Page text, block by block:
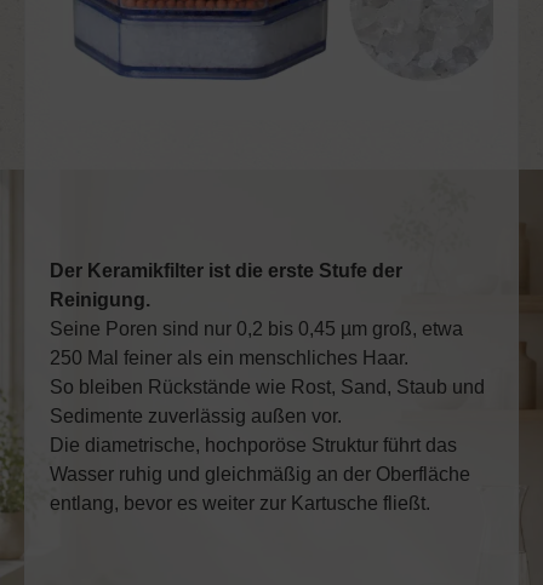
Der Keramikfilter ist die erste Stufe der
Reinigung.
Seine Poren sind nur 0,2 bis 0,45 µm groß, etwa
250 Mal feiner als ein menschliches Haar.
So bleiben Rückstände wie Rost, Sand, Staub und
Sedimente zuverlässig außen vor.
Die diametrische, hochporöse Struktur führt das
Wasser ruhig und gleichmäßig an der Oberfläche
entlang, bevor es weiter zur Kartusche fließt.